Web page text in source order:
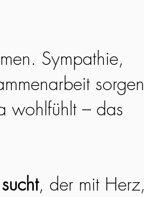
Sympathie,
sorgen
wohlfühlt – das
, der mit Herz,